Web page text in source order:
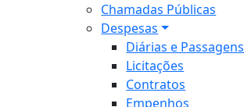
Chamadas Públicas
Despesas
Diárias e Passagens
Licitações
Contratos
Empenhos